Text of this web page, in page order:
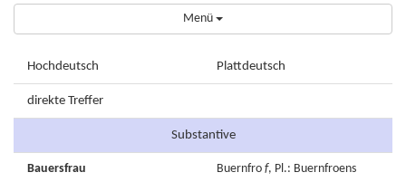
Menü
Hochdeutsch Plattdeutsch
direkte Treffer
Substantive
Bauersfrau Buernfro f, Pl.: Buernfroens